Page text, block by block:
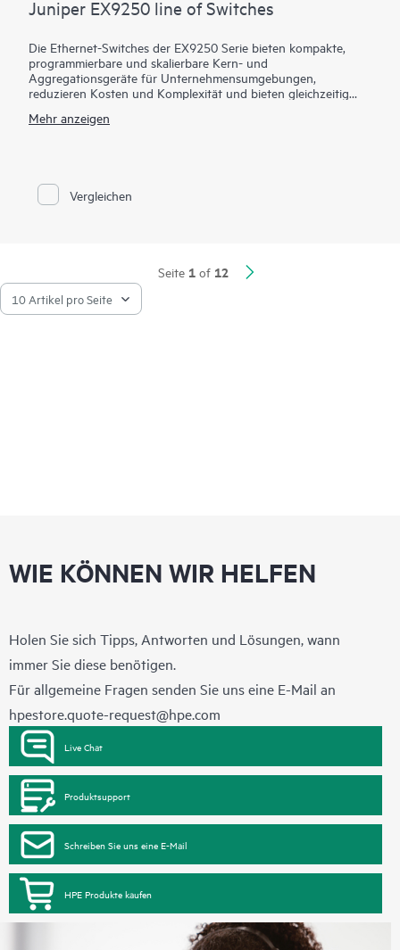
Juniper EX9250 line of Switches
Die Ethernet-Switches der EX9250 Serie bieten kompakte,
programmierbare und skalierbare Kern- und
Aggregationsgeräte für Unternehmensumgebungen,
reduzieren Kosten und Komplexität und bieten gleichzeitig
von Ethernet VPN (EVPN) und Virtual Extensible LAN
(VXLAN)-Technologien zu unterstützen. Mit diesen offenen
Mehr anzeigen
Vergleichen
Seite 1of 12
WIE KÖNNEN WIR HELFEN
Holen Sie sich Tipps, Antworten und Lösungen, wann
immer Sie diese benötigen.
Für allgemeine Fragen senden Sie uns eine E-Mail an
hpestore.quote-request@hpe.com
Live Chat
Produktsupport
Schreiben Sie uns eine E-Mail
HPE Produkte kaufen